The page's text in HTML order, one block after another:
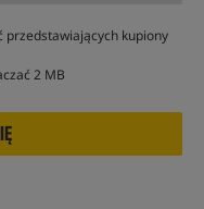
przedstawiających kupiony
2 MB